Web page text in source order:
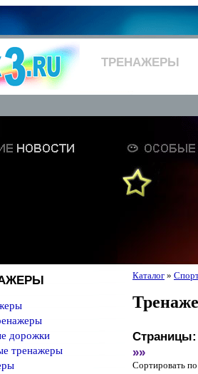
ТРЕНАЖЕРЫ
дорожки
тренажеры
Каталог »
Страницы:
»»
Сортировать